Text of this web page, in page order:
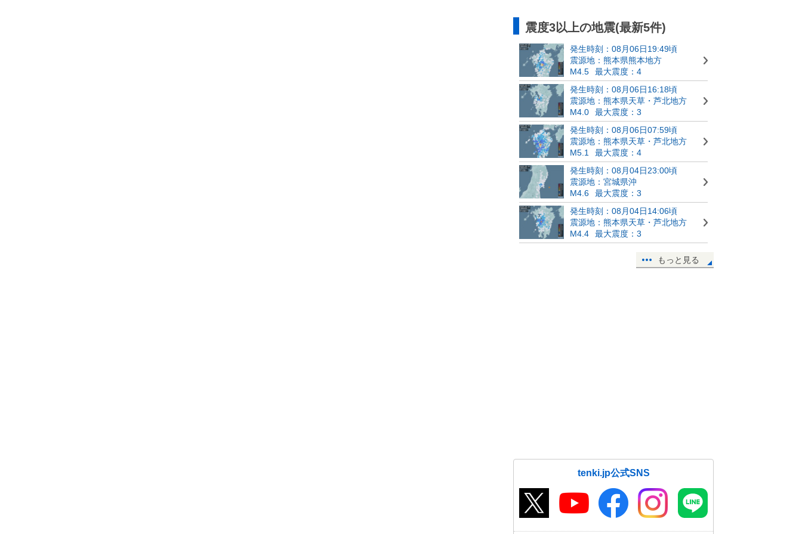
震度3以上の地震(最新5件)
発生時刻：08月06日19:49頃
震源地：熊本県熊本地方
M4.5
最大震度：4
発生時刻：08月06日16:18頃
震源地：熊本県天草・芦北地方
M4.0
最大震度：3
発生時刻：08月06日07:59頃
震源地：熊本県天草・芦北地方
M5.1
最大震度：4
発生時刻：08月04日23:00頃
震源地：宮城県沖
M4.6
最大震度：3
発生時刻：08月04日14:06頃
震源地：熊本県天草・芦北地方
M4.4
最大震度：3
もっと見る
tenki.jp公式SNS